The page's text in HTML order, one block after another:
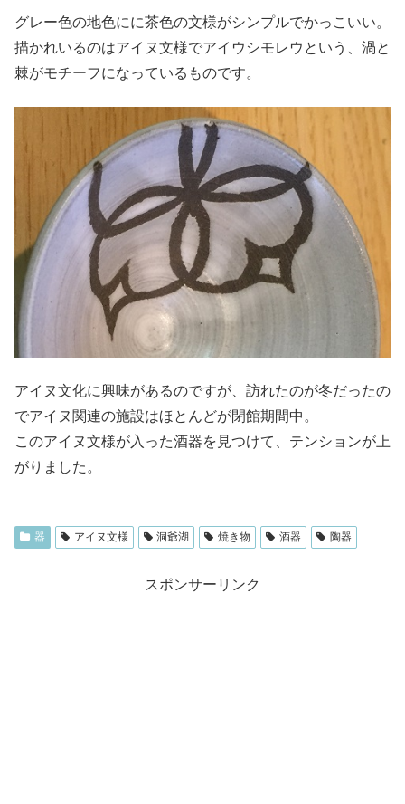
グレー色の地色にに茶色の文様がシンプルでかっこいい。
描かれいるのはアイヌ文様でアイウシモレウという、渦と
棘がモチーフになっているものです。
アイヌ文化に興味があるのですが、訪れたのが冬だったの
でアイヌ関連の施設はほとんどが閉館期間中。
このアイヌ文様が入った酒器を見つけて、テンションが上
がりました。
器 アイヌ文様 洞爺湖 焼き物 酒器 陶器
スポンサーリンク